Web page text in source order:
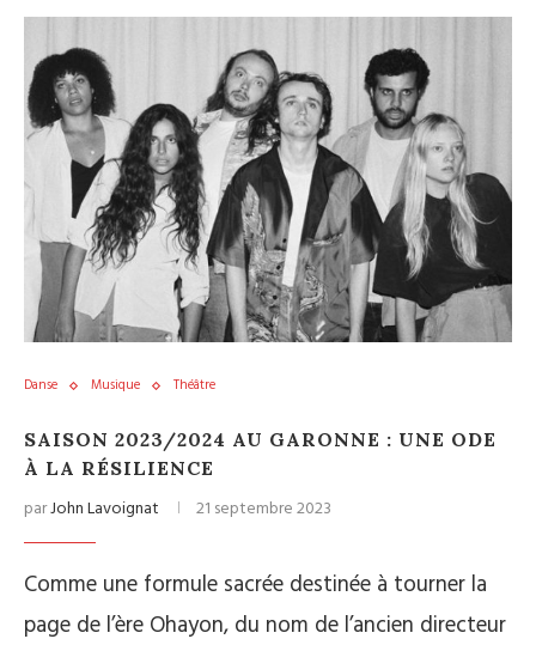
Danse Musique Théâtre
SAISON 2023/2024 AU GARONNE : UNE ODE
À LA RÉSILIENCE
parJohn Lavoignat 21 septembre 2023
Comme une formule sacrée destinée à tourner la
page de l’ère Ohayon, du nom de l’ancien directeur